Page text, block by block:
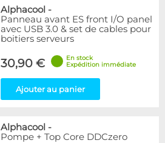
Alphacool -
Panneau avant ES front I/O panel
avec USB 3.0 & set de cables pour
boitiers serveurs
30,90 €
En stock
Expédition immédiate
Ajouter au panier
Alphacool -
Pompe + Top Core DDCzero